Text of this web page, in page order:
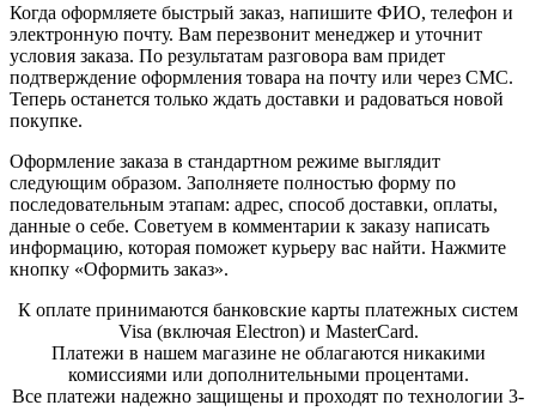
Когда оформляете быстрый заказ, напишите ФИО, телефон и
электронную почту. Вам перезвонит менеджер и уточнит
условия заказа. По результатам разговора вам придет
подтверждение оформления товара на почту или через СМС.
Теперь останется только ждать доставки и радоваться новой
покупке.
Оформление заказа в стандартном режиме выглядит
следующим образом. Заполняете полностью форму по
последовательным этапам: адрес, способ доставки, оплаты,
данные о себе. Советуем в комментарии к заказу написать
информацию, которая поможет курьеру вас найти. Нажмите
кнопку «Оформить заказ».
К оплате принимаются банковские карты платежных систем
Visa (включая Electron) и MasterCard.
Платежи в нашем магазине не облагаются никакими
комиссиями или дополнительными процентами.
Все платежи надежно защищены и проходят по технологии 3-